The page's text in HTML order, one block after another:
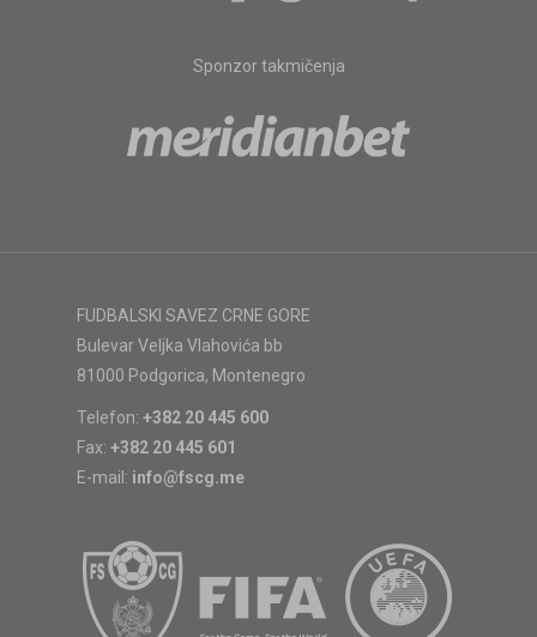
Sponzor takmičenja
FUDBALSKI SAVEZ CRNE GORE
Bulevar Veljka Vlahovića bb
81000 Podgorica, Montenegro
Telefon: +382 20 445 600
Fax: +382 20 445 601
E-mail: info@fscg.me